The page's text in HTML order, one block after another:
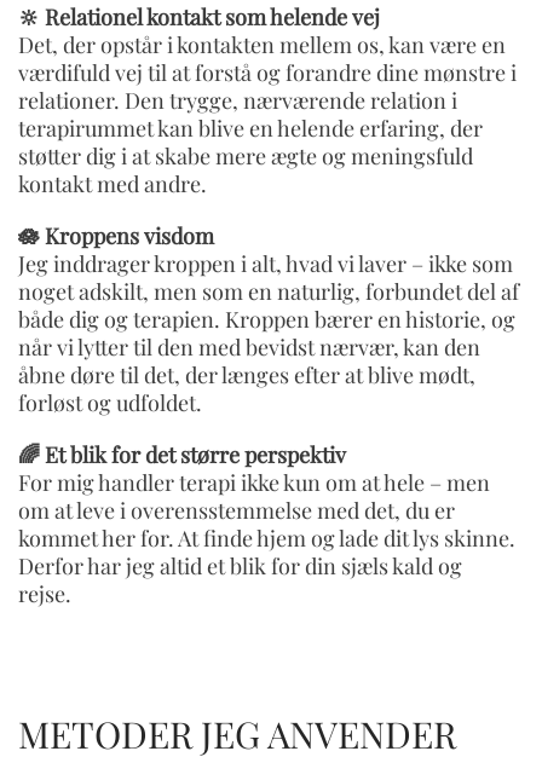
🔆 Relationel kontakt som helende vej
Det, der opstår i kontakten mellem os, kan være en
værdifuld vej til at forstå og forandre dine mønstre i
relationer. Den trygge, nærværende relation i
terapirummet kan blive en helende erfaring, der
støtter dig i at skabe mere ægte og meningsfuld
kontakt med andre.
🪷 Kroppens visdom
Jeg inddrager kroppen i alt, hvad vi laver – ikke som
noget adskilt, men som en naturlig, forbundet del af
både dig og terapien. Kroppen bærer en historie, og
når vi lytter til den med bevidst nærvær, kan den
åbne døre til det, der længes efter at blive mødt,
forløst og udfoldet.
🌈 Et blik for det større perspektiv
For mig handler terapi ikke kun om at hele – men
om at leve i overensstemmelse med det, du er
kommet her for. At finde hjem og lade dit lys skinne.
Derfor har jeg altid et blik for din sjæls kald og
rejse.
METODER JEG ANVENDER